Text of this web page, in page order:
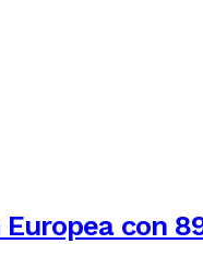
con